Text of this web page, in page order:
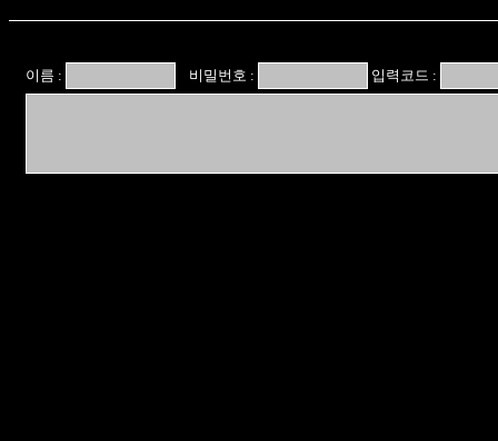
이름 : 비밀번호 : 입력코드 :